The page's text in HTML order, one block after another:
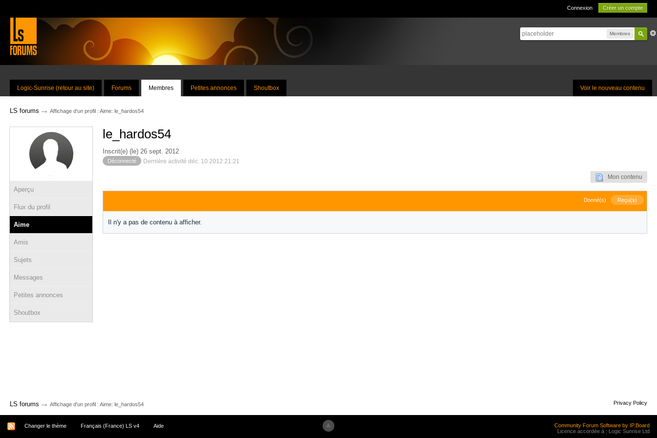
Connexion Créer un compte
Membres
Voir le nouveau contenu
Logic-Sunrise (retour au site) Forums Membres Petites annonces Shoutbox
LS forums → Affichage d'un profil : Aime: le_hardos54
Aperçu
Flux du profil
Aime
Amis
Sujets
Messages
Petites annonces
Shoutbox
le_hardos54
Inscrit(e) (le) 26 sept. 2012
Déconnecté Dernière activité déc. 10 2012 21:21
Mon contenu
Donné(s) Reçu(s)
Il n'y a pas de contenu à afficher.
LS forums → Affichage d'un profil : Aime: le_hardos54 Privacy Policy
Changer le thème Français (France) LS v4 Aide
Community Forum Software by IP.Board
Licence accordée à : Logic Sunrise Ltd